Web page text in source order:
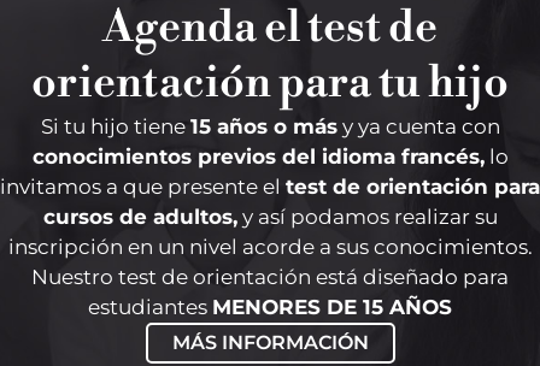
Agenda el test de
orientación para tu hijo
Si tu hijo tiene 15 años o másy ya cuenta con
conocimientos previos del idioma francés,lo
invitamos a que presente el test de orientación para
cursos de adultos,y así podamos realizar su
inscripción en un nivel acorde a sus conocimientos.
Nuestro test de orientación está diseñado para
estudiantes MENORES DE 15 AÑOS
MÁS INFORMACIÓN